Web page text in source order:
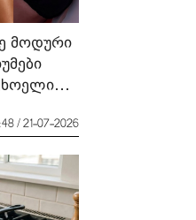
მოდური
/ 21-07-2026